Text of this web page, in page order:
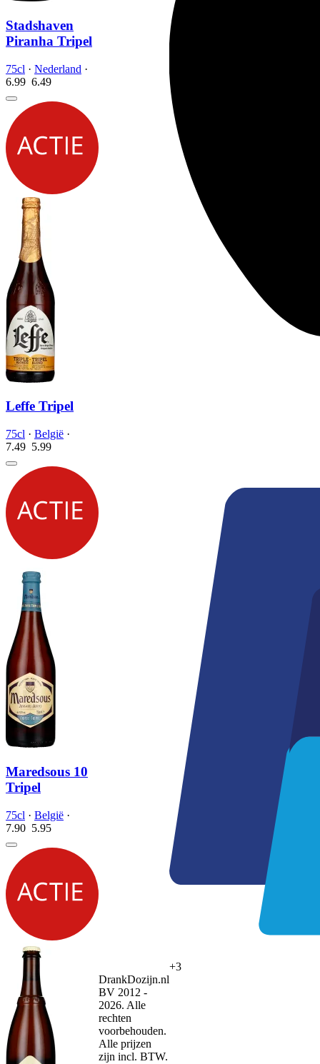
Stadshaven
Piranha Tripel
75cl · Nederland ·
6.99 6.49
Leffe Tripel
75cl · België ·
7.49 5.99
Maredsous 10
Tripel
75cl · België ·
7.90 5.95
+3
DrankDozijn.nl
BV 2012 -
2026. Alle
rechten
voorbehouden.
Alle prijzen
zijn incl. BTW.